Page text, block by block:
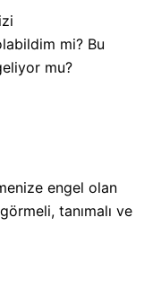
mi? Bu
mu?
engel olan
tanımalı ve